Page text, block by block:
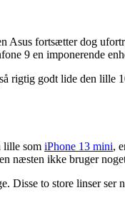
Asus fortsætter dog
9 en imponerende
rigtig godt lide den
lille som iPhone 13 mini,
næsten ikke bruger
Disse to store linser ser